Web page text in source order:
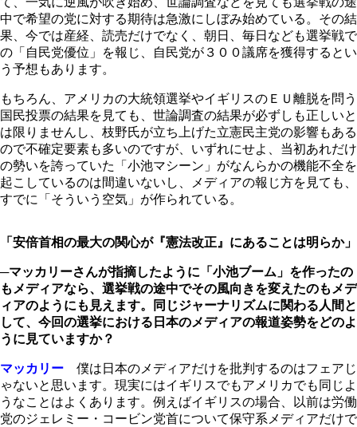
中で希望の党に対する期待は急激にしぼみ始めている。その結
果、今では産経、読売だけでなく、朝日、毎日なども選挙戦で
の「自民党優位」を報じ、自民党が３００議席を獲得するとい
う予想もあります。
もちろん、アメリカの大統領選挙やイギリスのＥＵ離脱を問う
国民投票の結果を見ても、世論調査の結果が必ずしも正しいと
は限りませんし、枝野氏が立ち上げた立憲民主党の影響もある
ので不確定要素も多いのですが、いずれにせよ、当初あれだけ
の勢いを誇っていた「小池マシーン」がなんらかの機能不全を
起こしているのは間違いないし、メディアの報じ方を見ても、
すでに「そういう空気」が作られている。
「安倍首相の最大の関心が『憲法改正』にあることは明らか」
─マッカリーさんが指摘したように「小池ブーム」を作ったの
もメディアなら、選挙戦の途中でその風向きを変えたのもメデ
ィアのようにも見えます。同じジャーナリズムに関わる人間と
して、今回の選挙における日本のメディアの報道姿勢をどのよ
うに見ていますか？
マッカリー 僕は日本のメディアだけを批判するのはフェアじ
ゃないと思います。現実にはイギリスでもアメリカでも同じよ
うなことはよくあります。例えばイギリスの場合、以前は労働
党のジェレミー・コービン党首について保守系メディアだけで